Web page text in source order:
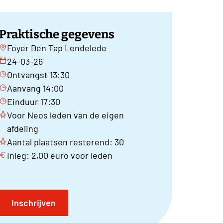
gegevens
Foyer Den Tap Lendelede
24-03-26
Ontvangst 13:30
Aanvang 14:00
Einduur 17:30
Voor Neos leden van de eigen
afdeling
Aantal plaatsen resterend: 30
Inleg: 2,00 euro voor leden
Inschrijven